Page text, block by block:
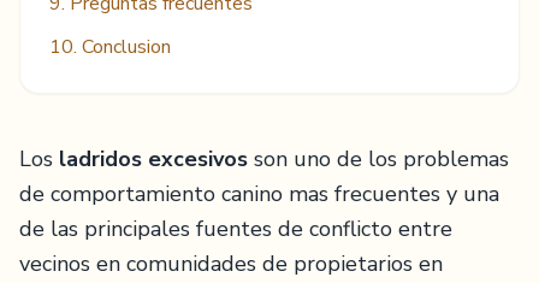
10. Conclusion
Los ladridos excesivos son uno de los problemas
de comportamiento canino mas frecuentes y una
de las principales fuentes de conflicto entre
vecinos en comunidades de propietarios en